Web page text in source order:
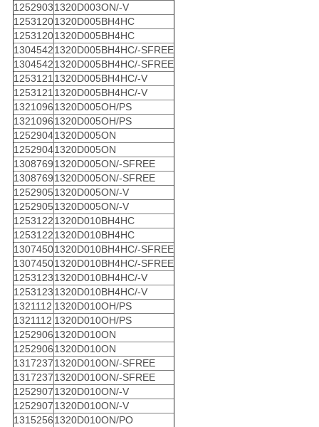
12529031320D003ON/-V
12531201320D005BH4HC
12531201320D005BH4HC
13045421320D005BH4HC/-SFREE
13045421320D005BH4HC/-SFREE
12531211320D005BH4HC/-V
12531211320D005BH4HC/-V
13210961320D005OH/PS
13210961320D005OH/PS
12529041320D005ON
12529041320D005ON
13087691320D005ON/-SFREE
13087691320D005ON/-SFREE
12529051320D005ON/-V
12529051320D005ON/-V
12531221320D010BH4HC
12531221320D010BH4HC
13074501320D010BH4HC/-SFREE
13074501320D010BH4HC/-SFREE
12531231320D010BH4HC/-V
12531231320D010BH4HC/-V
1321112 1320D010OH/PS
1321112 1320D010OH/PS
12529061320D010ON
12529061320D010ON
13172371320D010ON/-SFREE
13172371320D010ON/-SFREE
12529071320D010ON/-V
12529071320D010ON/-V
13152561320D010ON/PO